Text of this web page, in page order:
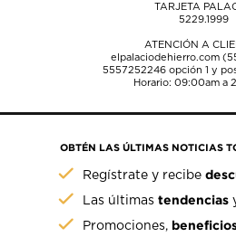
TARJETA
5229.1999
ATENCIÓN A
elpalaciodehierro.com
5557252246opción 1 y
Horario: 09:00am a
OBTÉN LAS ÚLTIMAS NOTICIAS
Regístrate y recibe
Las últimastendencias
Promociones,